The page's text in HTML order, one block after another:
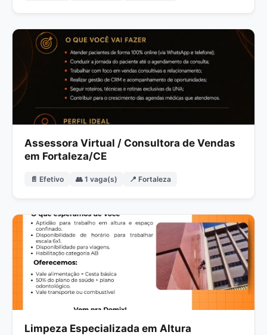
Assessora Virtual / Consultora de Vendas
em Fortaleza/CE
📄 Efetivo 👥 1 vaga(s) 📍 Fortaleza
Limpeza Especializada em Altura